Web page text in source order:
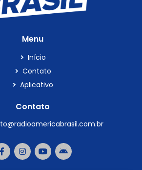
Menu
Início
Contato
Aplicativo
Contato